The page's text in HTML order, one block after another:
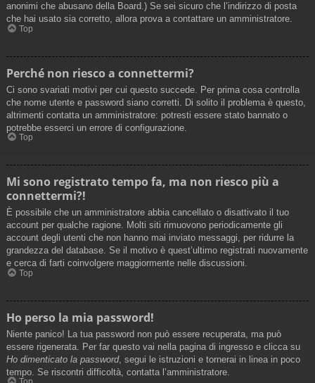
anonimi che abusano della Board.) Se sei sicuro che l’indirizzo di posta
che hai usato sia corretto, allora prova a contattare un amministratore.
Top
Perché non riesco a connettermi?
Ci sono svariati motivi per cui questo succede. Per prima cosa controlla
che nome utente e password siano corretti. Di solito il problema è questo,
altrimenti contatta un amministratore: potresti essere stato bannato o
potrebbe esserci un errore di configurazione.
Top
Mi sono registrato tempo fa, ma non riesco più a
connettermi?!
È possibile che un amministratore abbia cancellato o disattivato il tuo
account per qualche ragione. Molti siti rimuovono periodicamente gli
account degli utenti che non hanno mai inviato messaggi, per ridurre la
grandezza del database. Se il motivo è quest’ultimo registrati nuovamente
e cerca di farti coinvolgere maggiormente nelle discussioni.
Top
Ho perso la mia password!
Niente panico! La tua password non può essere recuperata, ma può
essere rigenerata. Per far questo vai nella pagina di ingresso e clicca su
Ho dimenticato la password, segui le istruzioni e tornerai in linea in poco
tempo. Se riscontri difficoltà, contatta l’amministratore.